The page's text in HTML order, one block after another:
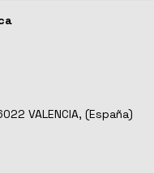
VALENCIA, (España)